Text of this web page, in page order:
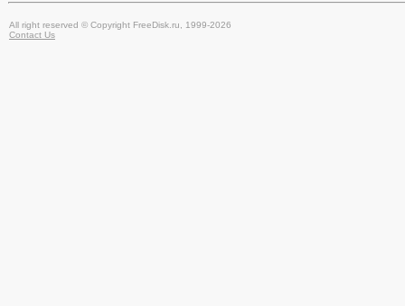
All right reserved © Copyright FreeDisk.ru, 1999-2026
Contact Us